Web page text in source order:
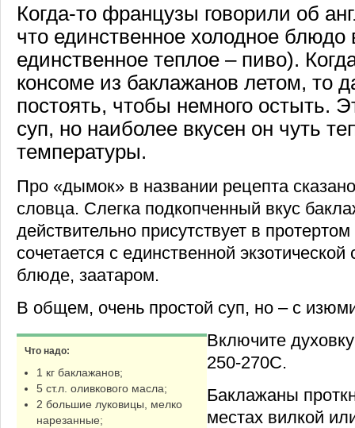
Когда-то французы говорили об
что единственное холодное блюдо
единственное теплое – пиво).
консоме из баклажанов летом, то
постоять, чтобы немного остыть.
суп, но наиболее вкусен он чуть
температуры.
Про «дымок» в названии рецепта
словца. Слегка подкопченный вкус
действительно присутствует в
сочетается с единственной
блюде, заатаром.
В общем, очень простой суп, но – с
Что надо:
1 кг баклажанов;
5 ст.л. оливкового масла;
2 большие луковицы, мелко
нарезанные;
Включите
250-270С.
Баклажаны
местах вилкой